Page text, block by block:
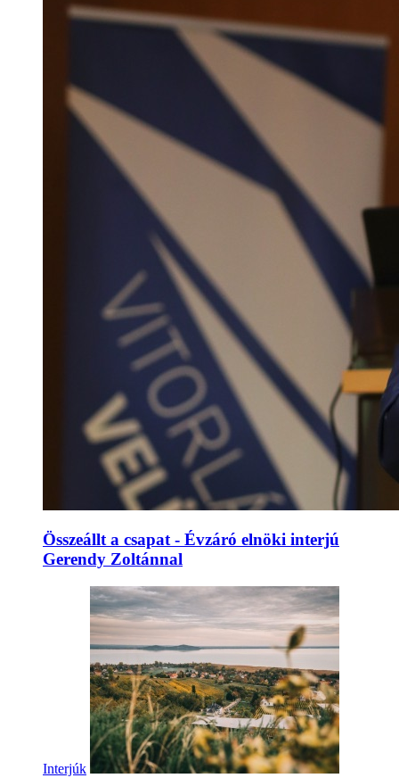
Összeállt a csapat - Évzáró elnöki interjú
Gerendy Zoltánnal
Interjúk